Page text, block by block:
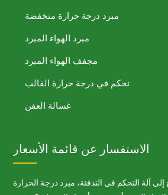
مبرد درجة حرارة منخفضة
مبرد الهواء المبرد
مجفف الهواء المبرد
تحكم في درجة حرارة القالب
غسالة العفن
الاستفسار عن قائمة الأسعار
آلة التحكم في التدفئة، مبرد درجة الحرارة